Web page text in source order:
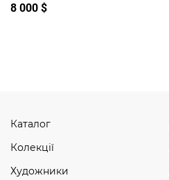
8 000 $
Каталог
Колекції
Художники